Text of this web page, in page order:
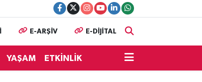
E-ARŞİV E-DİJİTAL
YAŞAM ETKİNLİK